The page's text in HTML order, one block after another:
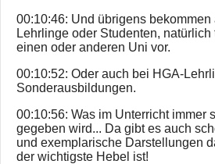
00:10:46: Und übrigens bekommen
Lehrlinge oder Studenten, natürlich
einen oder anderen Uni vor.
00:10:52: Oder auch bei HGA-
Sonderausbildungen.
00:10:56: Was im Unterricht immer
gegeben wird... Da gibt es auch
und exemplarische Darstellungen
der wichtigste Hebel ist!